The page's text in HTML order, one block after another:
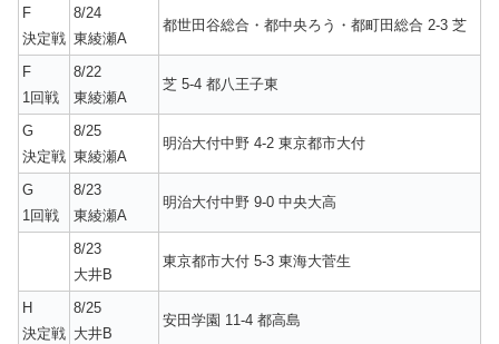
F
決定戦
8/24
東綾瀬A
都世田谷総合・都中央ろう・都町田総合 2-3 芝
F
1回戦
8/22
東綾瀬A
芝 5-4 都八王子東
G
決定戦
8/25
東綾瀬A
明治大付中野 4-2 東京都市大付
G
1回戦
8/23
東綾瀬A
明治大付中野 9-0 中央大高
8/23
大井B
東京都市大付 5-3 東海大菅生
H
決定戦
8/25
大井B
安田学園 11-4 都高島